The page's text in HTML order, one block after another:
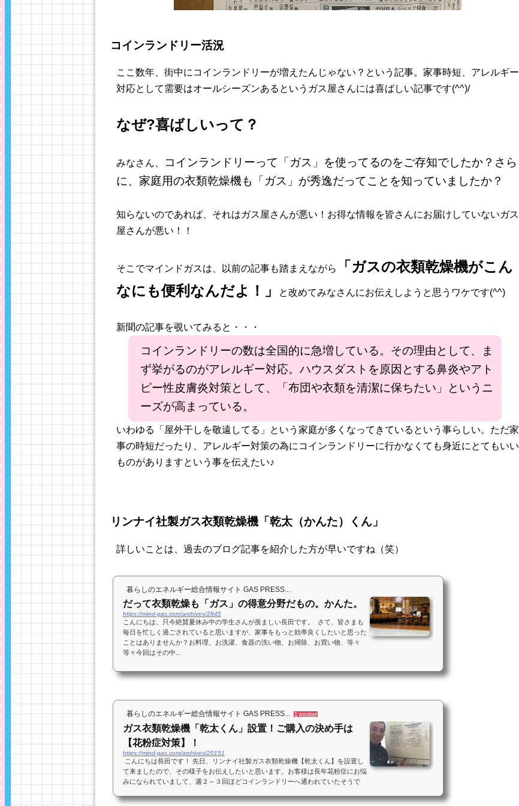
コインランドリー活況
ここ数年、街中にコインランドリーが増えたんじゃない？という記事。家事時短、アレルギー
対応として需要はオールシーズンあるというガス屋さんには喜ばしい記事です(^^)/
なぜ?喜ばしいって？
みなさん、
コインランドリーって「ガス」を使ってるのをご存知でしたか？さら
に、家庭用の衣類乾燥機も「ガス」が秀逸だってことを知っていましたか？
知らないのであれば、それはガス屋さんが悪い！お得な情報を皆さんにお届けしていないガス
屋さんが悪い！！
そこでマインドガスは、以前の記事も踏まえながら
「ガスの衣類乾燥機がこん
なにも便利なんだよ！」
と改めてみなさんにお伝えしようと思うワケです(^^)
新聞の記事を覗いてみると・・・
コインランドリーの数は全国的に急増している。その理由として、ま
ず挙がるのがアレルギー対応。ハウスダストを原因とする鼻炎やアト
ピー性皮膚炎対策として、「布団や衣類を清潔に保ちたい」というニ
ーズが高まっている。
いわゆる「屋外干しを敬遠してる」という家庭が多くなってきているという事らしい。ただ家
事の時短だったり、アレルギー対策の為にコインランドリーに行かなくても身近にとてもいい
ものがありますという事を伝えたい♪
リンナイ社製ガス衣類乾燥機「乾太（かんた）くん」
詳しいことは、過去のブログ記事を紹介した方が早いですね（笑）
暮らしのエネルギー総合情報サイト GAS PRESS...
だって衣類乾燥も「ガス」の得意分野だもの。かんた。
https://mind-gas.com/archives/2845
こんにちは、只今絶賛夏休み中の学生さんが羨ましい長田です。 さて、皆さまも
毎日を忙しく過ごされていると思いますが、家事をもっと効率良くしたいと思った
ことはありませんか？お料理、お洗濯、食器の洗い物、お掃除、お買い物、等々
等々今回はその中...
暮らしのエネルギー総合情報サイト GAS PRESS... 1 pocket
ガス衣類乾燥機「乾太くん」設置！ご購入の決め手は
【花粉症対策】！
https://mind-gas.com/archives/20151
こんにちは長田です！ 先日、リンナイ社製ガス衣類乾燥機【乾太くん】を設置し
て来ましたので、その様子をお伝えしたいと思います。お客様は長年花粉症にお悩
みになられていまして、週２～３回ほどコインランドリーへ通われていたそうで